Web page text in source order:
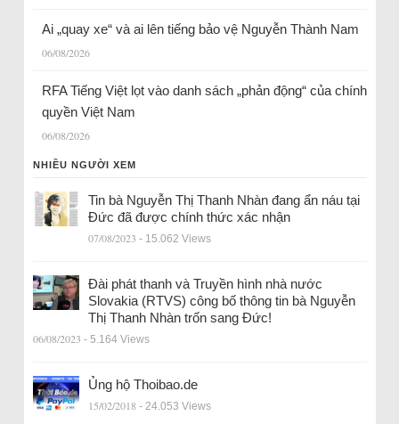
Ai „quay xe“ và ai lên tiếng bảo vệ Nguyễn Thành Nam
06/08/2026
RFA Tiếng Việt lọt vào danh sách „phản động“ của chính
quyền Việt Nam
06/08/2026
NHIỀU NGƯỜI XEM
Tin bà Nguyễn Thị Thanh Nhàn đang ẩn náu tại
Đức đã được chính thức xác nhận
07/08/2023 - 15.062 Views
Đài phát thanh và Truyền hình nhà nước
Slovakia (RTVS) công bố thông tin bà Nguyễn
Thị Thanh Nhàn trốn sang Đức!
06/08/2023 - 5.164 Views
Ủng hộ Thoibao.de
15/02/2018 - 24.053 Views